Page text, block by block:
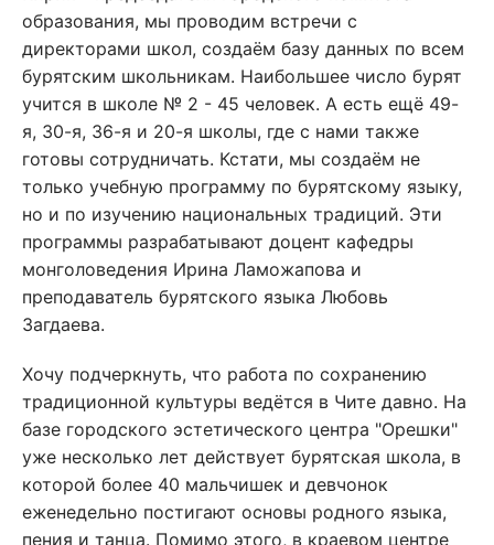
образования, мы проводим встречи с
директорами школ, создаём базу данных по всем
бурятским школьникам. Наибольшее число бурят
учится в школе № 2 - 45 человек. А есть ещё 49-
я, 30-я, 36-я и 20-я школы, где с нами также
готовы сотрудничать. Кстати, мы создаём не
только учебную программу по бурятскому языку,
но и по изучению национальных традиций. Эти
программы разрабатывают доцент кафедры
монголоведения Ирина Ламожапова и
преподаватель бурятского языка Любовь
Загдаева.
Хочу подчеркнуть, что работа по сохранению
традиционной культуры ведётся в Чите давно. На
базе городского эстетического центра "Орешки"
уже несколько лет действует бурятская школа, в
которой более 40 мальчишек и девчонок
еженедельно постигают основы родного языка,
пения и танца. Помимо этого, в краевом центре